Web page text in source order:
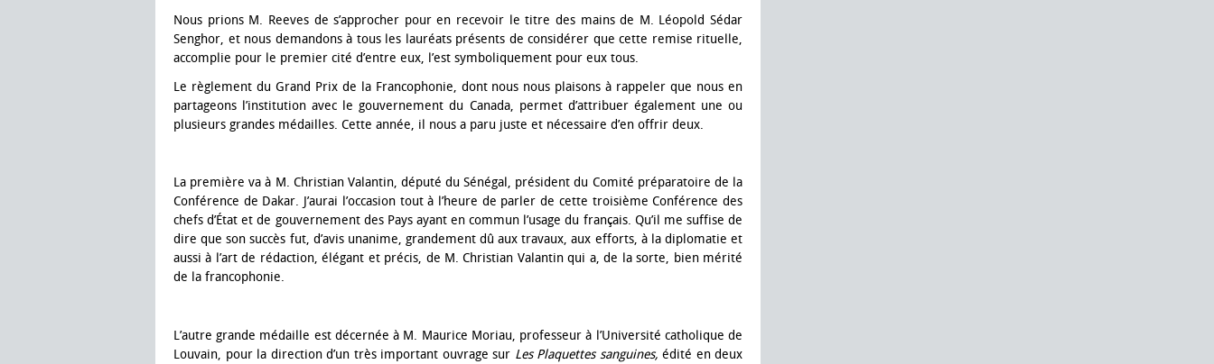
Nous prions M. Reeves de s’approcher pour en recevoir le titre des mains de M. Léopold Sédar
Senghor, et nous demandons à tous les lauréats présents de considérer que cette remise rituelle,
accomplie pour le premier cité d’entre eux, l’est symboliquement pour eux tous.
Le règlement du Grand Prix de la Francophonie, dont nous nous plaisons à rappeler que nous en
partageons l’institution avec le gouvernement du Canada, permet d’attribuer également une ou
plusieurs grandes médailles. Cette année, il nous a paru juste et nécessaire d’en offrir deux.
La première va à M. Christian Valantin, député du Sénégal, président du Comité préparatoire de la
Conférence de Dakar. J’aurai l’occasion tout à l’heure de parler de cette troisième Conférence des
chefs d’État et de gouvernement des Pays ayant en commun l’usage du français. Qu’il me suffise de
dire que son succès fut, d’avis unanime, grandement dû aux travaux, aux efforts, à la diplomatie et
aussi à l’art de rédaction, élégant et précis, de M. Christian Valantin qui a, de la sorte, bien mérité
de la francophonie.
L’autre grande médaille est décernée à M. Maurice Moriau, professeur à l’Université catholique de
Louvain, pour la direction d’un très important ouvrage sur Les Plaquettes sanguines, édité en deux